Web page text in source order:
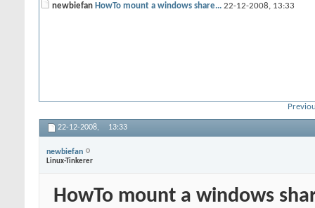
newbiefan HowTo mount a windows share... 22-12-2008, 13:33
22-12-2008, 13:33
newbiefan
Linux-Tinkerer
HowTo mount a windows